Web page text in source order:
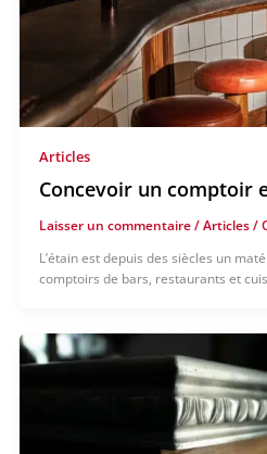
Articles
Concevoir un comptoir
Laisser un commentaire/Articles/
L’étain est depuis des siècles un
comptoirs de bars, restaurants et